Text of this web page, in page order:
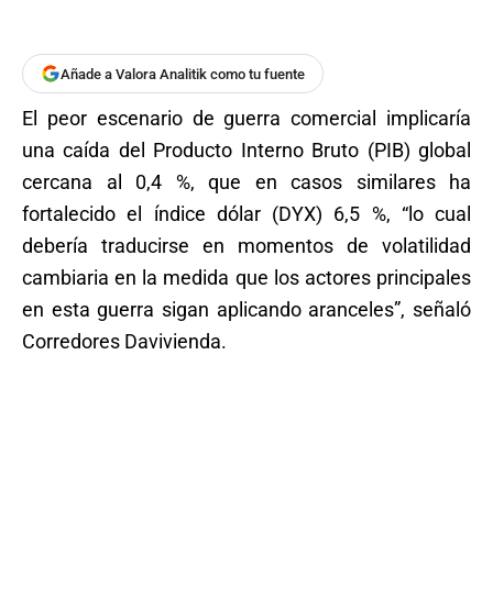
Añade a Valora Analitik como tu fuente
El peor escenario de guerra comercial implicaría
una caída del Producto Interno Bruto (PIB) global
cercana al 0,4 %, que en casos similares ha
fortalecido el índice dólar (DYX) 6,5 %, “lo cual
debería traducirse en momentos de volatilidad
cambiaria en la medida que los actores principales
en esta guerra sigan aplicando aranceles”, señaló
Corredores Davivienda.